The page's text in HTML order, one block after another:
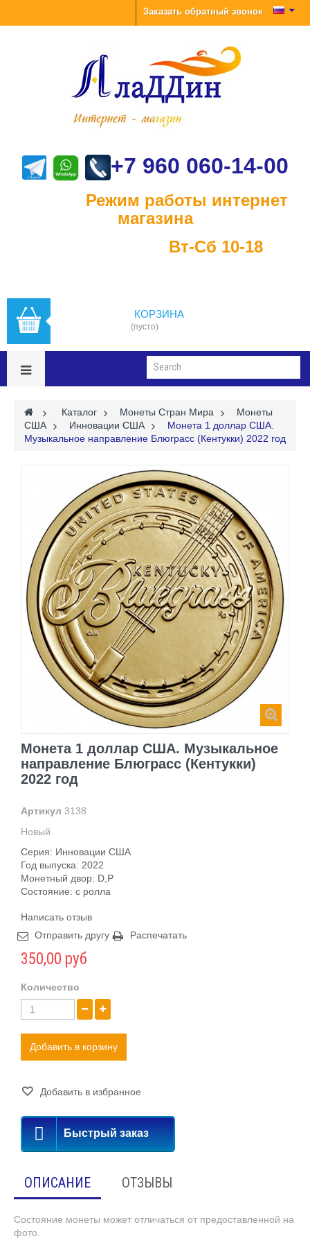
Заказать обратный звонок
+7 960 060-14-00
Режим работы интернет
магазина
Вт-Сб 10-18
КОРЗИНА
(пусто)
> Каталог > Монеты Стран Мира >
Монеты
США
> Инновации США >
Монета 1 доллар США.
Музыкальное направление Блюграсс (Кентукки) 2022 год
Монета 1 доллар США. Музыкальное
направление Блюграсс (Кентукки)
2022 год
Артикул 3138
Новый
Серия: Инновации США
Год выпуска: 2022
Монетный двор: D,P
Состояние: c ролла
Написать отзыв
Отправить другу
Распечатать
350,00 руб
Количество
Добавить в корзину
Добавить в избранное
Быстрый заказ
ОПИСАНИЕ ОТЗЫВЫ
Состояние монеты может отличаться от предоставленной на
фото.